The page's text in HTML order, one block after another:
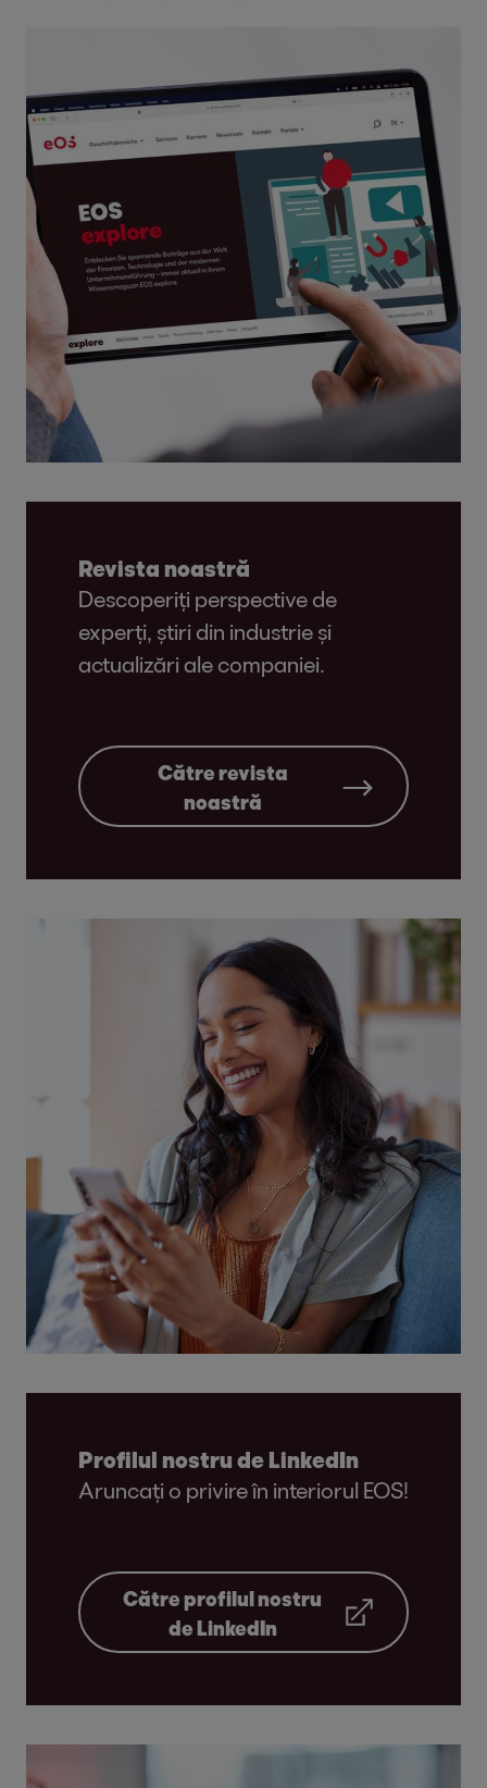
Revista noastră
Descoperiți perspective de
experți, știri din industrie și
actualizări ale companiei.
Către revista
noastră
Profilul nostru de LinkedIn
Aruncați o privire în interiorul EOS!
Către profilul nostru
de LinkedIn